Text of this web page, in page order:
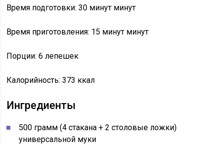
Время подготовки: 30 минут минут
Время приготовления: 15 минут минут
Порции: 6 лепешек
Калорийность: 373 ккал
Ингредиенты
500 грамм (4 стакана + 2 столовые ложки)
универсальной муки